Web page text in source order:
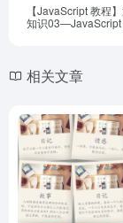
【JavaScript 教程
知识03—JavaScript
相关文章